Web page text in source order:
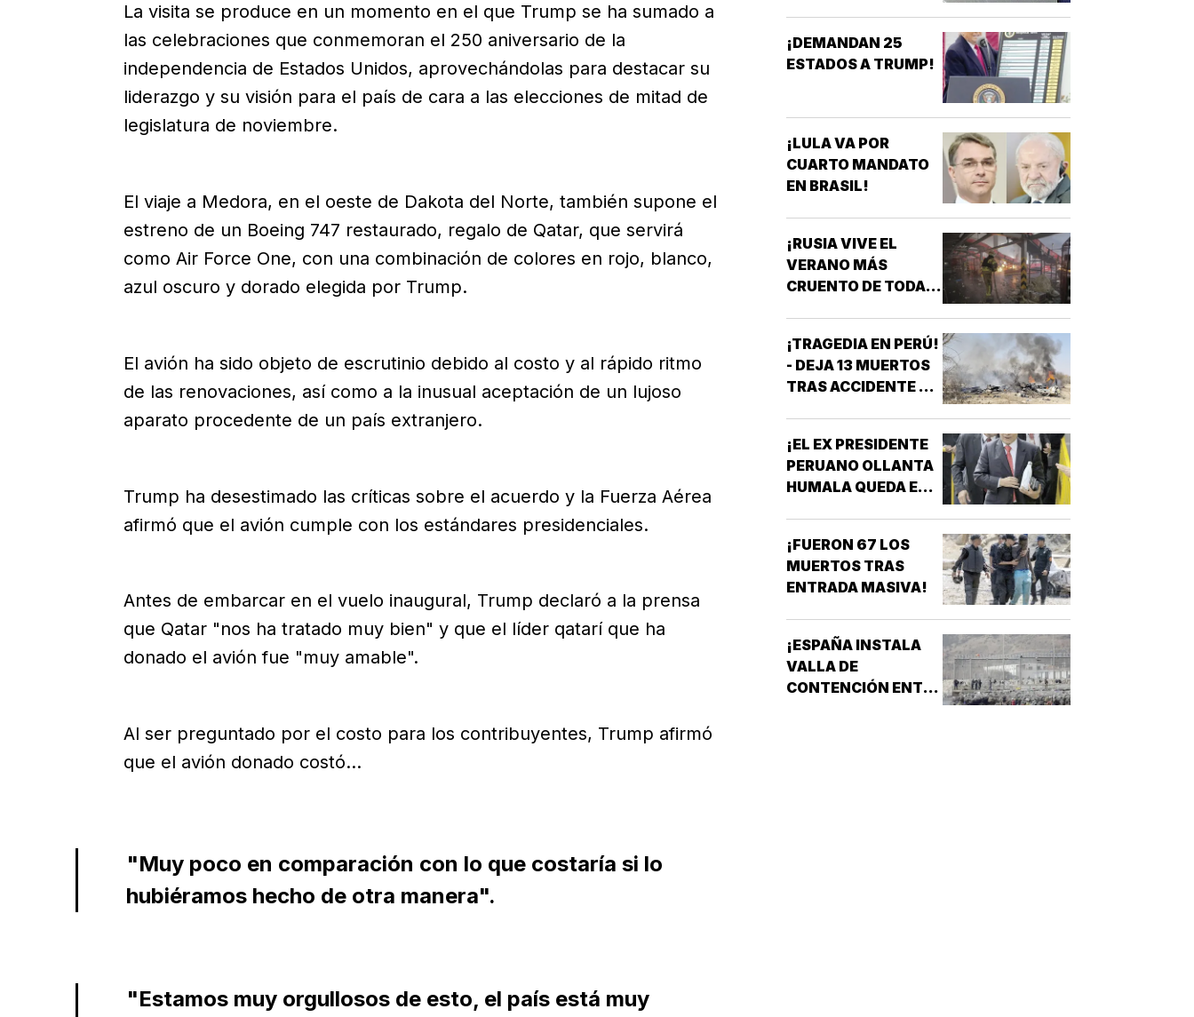
La visita se produce en un momento en el que Trump se ha sumado a
las celebraciones que conmemoran el 250 aniversario de la
independencia de Estados Unidos, aprovechándolas para destacar su
liderazgo y su visión para el país de cara a las elecciones de mitad de
legislatura de noviembre.
El viaje a Medora, en el oeste de Dakota del Norte, también supone el
estreno de un Boeing 747 restaurado, regalo de Qatar, que servirá
como Air Force One, con una combinación de colores en rojo, blanco,
azul oscuro y dorado elegida por Trump.
El avión ha sido objeto de escrutinio debido al costo y al rápido ritmo
de las renovaciones, así como a la inusual aceptación de un lujoso
aparato procedente de un país extranjero.
Trump ha desestimado las críticas sobre el acuerdo y la Fuerza Aérea
afirmó que el avión cumple con los estándares presidenciales.
Antes de embarcar en el vuelo inaugural, Trump declaró a la prensa
que Qatar "nos ha tratado muy bien" y que el líder qatarí que ha
donado el avión fue "muy amable".
Al ser preguntado por el costo para los contribuyentes, Trump afirmó
que el avión donado costó...
"Muy poco en comparación con lo que costaría si lo
hubiéramos hecho de otra manera".
"Estamos muy orgullosos de esto, el país está muy
¡DEMANDAN 25
ESTADOS A TRUMP!
¡LULA VA POR
CUARTO MANDATO
EN BRASIL!
¡RUSIA VIVE EL
VERANO MÁS
CRUENTO DE TODA
¡TRAGEDIA EN PERÚ!
- DEJA 13 MUERTOS
TRAS ACCIDENTE DE
¡EL EX PRESIDENTE
PERUANO OLLANTA
HUMALA QUEDA EN
¡FUERON 67 LOS
MUERTOS TRAS
ENTRADA MASIVA!
¡ESPAÑA INSTALA
VALLA DE
CONTENCIÓN ENTRE